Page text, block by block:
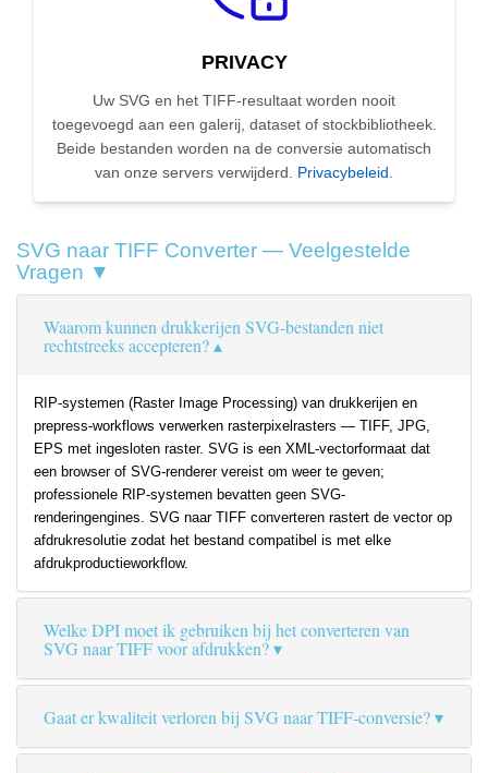
PRIVACY
Uw SVG en het TIFF-resultaat worden nooit
toegevoegd aan een galerij, dataset of stockbibliotheek.
Beide bestanden worden na de conversie automatisch
van onze servers verwijderd. Privacybeleid.
SVG naar TIFF Converter — Veelgestelde
Vragen ▼
Waarom kunnen drukkerijen SVG-bestanden niet
rechtstreeks accepteren?
RIP-systemen (Raster Image Processing) van drukkerijen en
prepress-workflows verwerken rasterpixelrasters — TIFF, JPG,
EPS met ingesloten raster. SVG is een XML-vectorformaat dat
een browser of SVG-renderer vereist om weer te geven;
professionele RIP-systemen bevatten geen SVG-
renderingengines. SVG naar TIFF converteren rastert de vector op
afdrukresolutie zodat het bestand compatibel is met elke
afdrukproductieworkflow.
Welke DPI moet ik gebruiken bij het converteren van
SVG naar TIFF voor afdrukken?
Gaat er kwaliteit verloren bij SVG naar TIFF-conversie?